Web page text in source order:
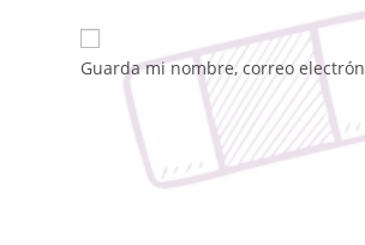
Guarda mi nombre, correo